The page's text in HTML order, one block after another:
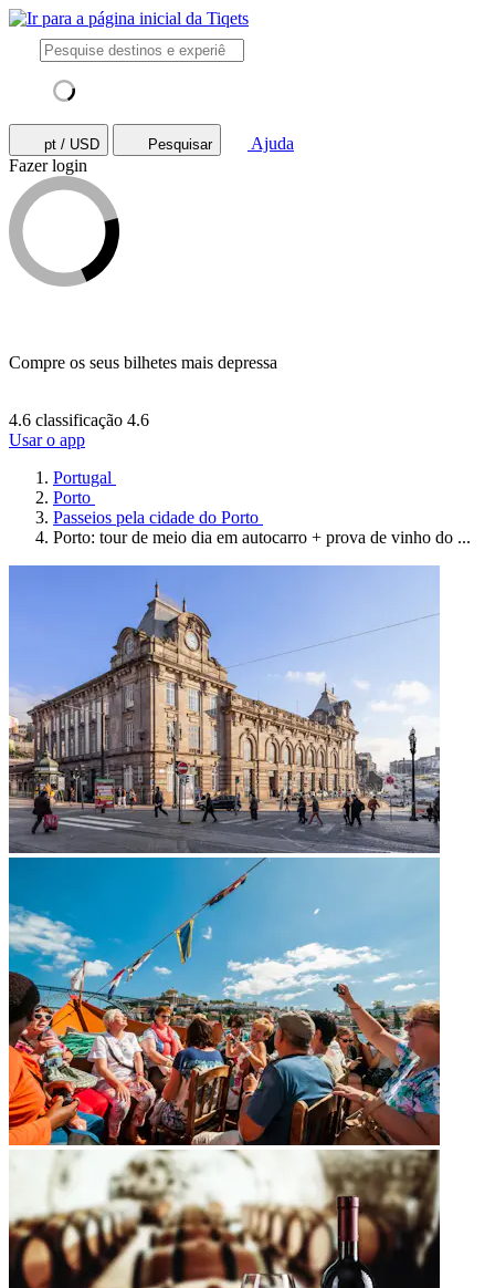
pt / USD Pesquisar
Ajuda
Fazer login
Compre os seus bilhetes mais depressa
4.6 classificação 4.6
Usar o app
Portugal
Porto
Passeios pela cidade do Porto
Porto: tour de meio dia em autocarro + prova de vinho do ...